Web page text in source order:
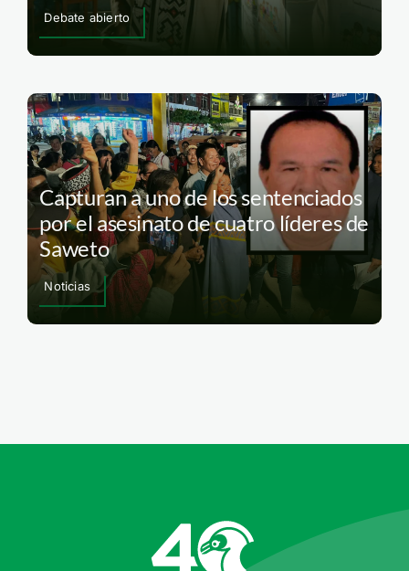
Debate abierto
Capturan a uno de los sentenciados
por el asesinato de cuatro líderes de
Saweto
Noticias